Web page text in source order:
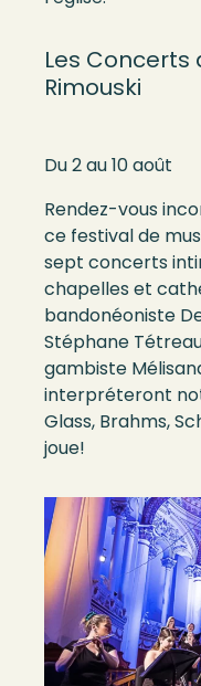
Les Concerts
Rimouski
Du 2 au 10 août
Rendez-vous
ce festival de
sept concerts
chapelles et
bandonéoniste
Stéphane
gambiste
interpréteront
Glass, Brahms,
joue!